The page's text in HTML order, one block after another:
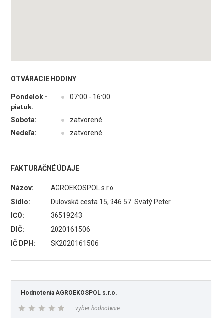
OTVÁRACIE HODINY
Pondelok -
piatok:
● 07:00 - 16:00
Sobota: ●
zatvorené
Nedeľa:
● zatvorené
FAKTURAČNÉ ÚDAJE
Názov:
AGROEKOSPOL s.r.o.
Sídlo:
Dulovská cesta 15, 946 57 Svätý Peter
IČO:
36519243
DIČ:
2020161506
IČ DPH:
SK2020161506
Hodnotenia AGROEKOSPOL s.r.o.
vyber hodnotenie